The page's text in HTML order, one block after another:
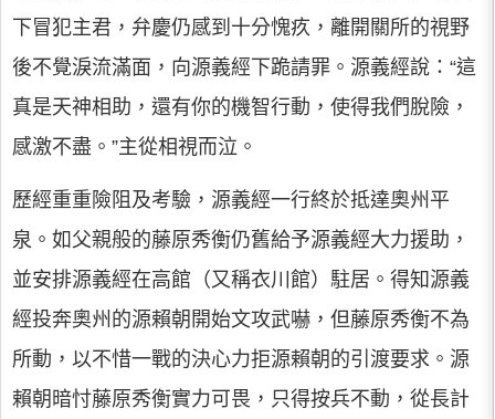
下冒犯主君，弁慶仍感到十分愧疚，離開關所的視野
後不覺淚流滿面，向源義經下跪請罪。源義經說：“這
真是天神相助，還有你的機智行動，使得我們脫險，
感激不盡。”主從相視而泣。
歷經重重險阻及考驗，源義經一行終於抵達奧州平
泉。如父親般的藤原秀衡仍舊給予源義經大力援助，
並安排源義經在高館（又稱衣川館）駐居。得知源義
經投奔奧州的源賴朝開始文攻武嚇，但藤原秀衡不為
所動，以不惜一戰的決心力拒源賴朝的引渡要求。源
賴朝暗忖藤原秀衡實力可畏，只得按兵不動，從長計